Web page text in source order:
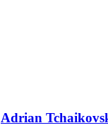
Adrian